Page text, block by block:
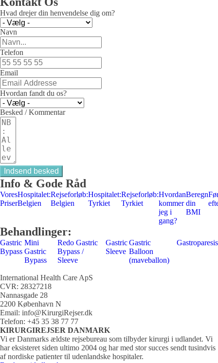
Hvad drejer din henvendelse dig om?
Navn
Telefon
Email
Hvordan fandt du os?
Besked / Kommentar
Indsend besked
Info & Gode Råd
Vores
Priser
Hospitalet:
Belgien
Rejseforløb:
Belgien
Hospitalet:
Tyrkiet
Rejseforløb:
Tyrkiet
Hvordan
kommer
jeg i
gang?
Beregn
din
BMI
Behandlinger:
Gastric
Bypass
Mini
Gastric
Bypass
Redo Gastric
Bypass /
Sleeve
Gastric
Sleeve
Gastric
Balloon
(maveballon)
Gastroparesis
International Health Care ApS
CVR: 28327218
Nannasgade 28
2200 København N
Email: info@KirurgiRejser.dk
Telefon: +45 35 38 77 77
KIRURGIREJSER DANMARK
Vi er Danmarks ældste rejsebureau som tilbyder kirurgi i udlandet. Vi
har eksisteret siden ultimo 2004 og har med stor succes sendt tusindvis
af nordiske patienter til udenlandske hospitaler.